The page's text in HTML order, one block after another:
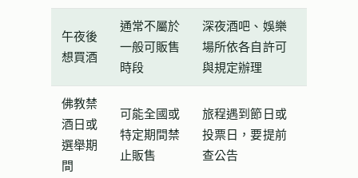
午夜後
想買酒
通常不屬於
一般可販售
時段
深夜酒吧、娛樂
場所依各自許可
與規定辦理
佛教禁
酒日或
選舉期
間
可能全國或
特定期間禁
止販售
旅程遇到節日或
投票日，要提前
查公告